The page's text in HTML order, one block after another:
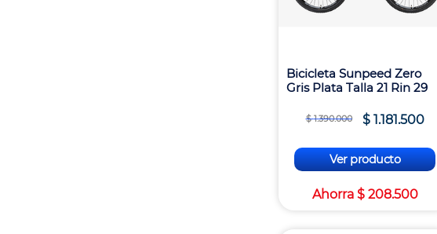
Bicicleta Sunpeed Zero
Gris Plata Talla 21 Rin 29
$ 1.390.000 $ 1.181.500
Ver producto
Ahorra $ 208.500